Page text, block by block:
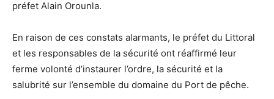
préfet Alain Orounla.
En raison de ces constats alarmants, le préfet du Littoral
et les responsables de la sécurité ont réaffirmé leur
ferme volonté d’instaurer l’ordre, la sécurité et la
salubrité sur l’ensemble du domaine du Port de pêche.